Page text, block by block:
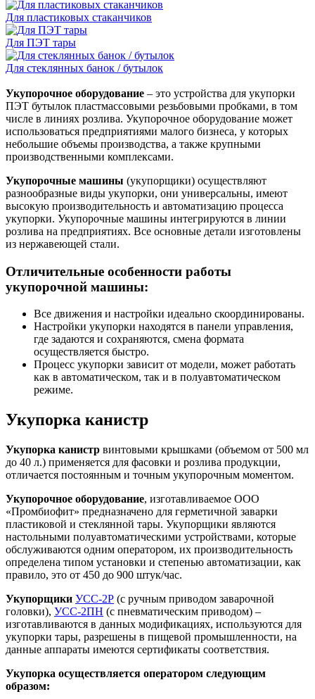
Для пластиковых стаканчиков
Для ПЭТ тары
Для стеклянных банок / бутылок
Укупорочное оборудование – это устройства для укупорки
ПЭТ бутылок пластмассовыми резьбовыми пробками, в том
числе в линиях розлива. Укупорочное оборудование может
использоваться предприятиями малого бизнеса, у которых
небольшие объемы производства, а также крупными
производственными комплексами.
Укупорочные машины (укупорщики) осуществляют
разнообразные виды укупорки, они универсальны, имеют
высокую производительность и автоматизацию процесса
укупорки. Укупорочные машины интегрируются в линии
розлива на предприятиях. Все основные детали изготовлены
из нержавеющей стали.
Отличительные особенности работы
укупорочной машины:
Все движения и настройки идеально скоординированы.
Настройки укупорки находятся в панели управления,
где задаются и сохраняются, смена формата
осуществляется быстро.
Процесс укупорки зависит от модели, может работать
как в автоматическом, так и в полуавтоматическом
режиме.
Укупорка канистр
Укупорка канистр винтовыми крышками (объемом от 500 мл
до 40 л.) применяется для фасовки и розлива продукции,
отличается постоянным и точным укупорочным моментом.
Укупорочное оборудование, изготавливаемое ООО
«Промбиофит» предназначено для герметичной заварки
пластиковой и стеклянной тары. Укупорщики являются
настольными полуавтоматическими устройствами, которые
обслуживаются одним оператором, их производительность
определена типом установки и степенью автоматизации, как
правило, это от 450 до 900 штук/час.
Укупорщики УСС-2Р (с ручным приводом заварочной
головки), УСС-2ПН (с пневматическим приводом) –
изготавливаются в данных модификациях, используются для
укупорки тары, разрешены в пищевой промышленности, на
данные аппараты имеются сертификаты соответствия.
Укупорка осуществляется оператором следующим
образом: